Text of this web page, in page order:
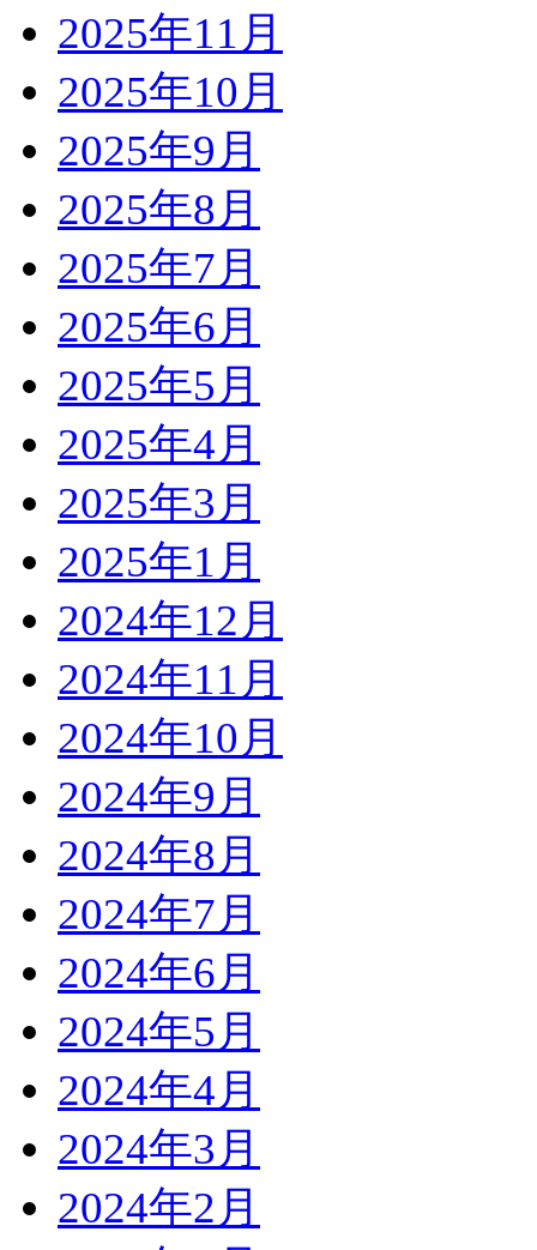
2025年11月
2025年10月
2025年9月
2025年8月
2025年7月
2025年6月
2025年5月
2025年4月
2025年3月
2025年1月
2024年12月
2024年11月
2024年10月
2024年9月
2024年8月
2024年7月
2024年6月
2024年5月
2024年4月
2024年3月
2024年2月